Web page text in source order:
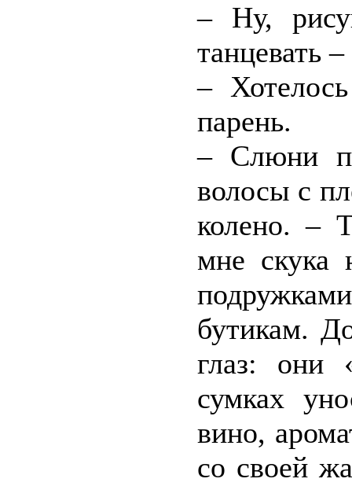
– Ну,
танцевать
–
парень.
– Слюни
волосы с
колено. –
мне скука
бутикам.
глаз: они
сумках
вино,
со своей